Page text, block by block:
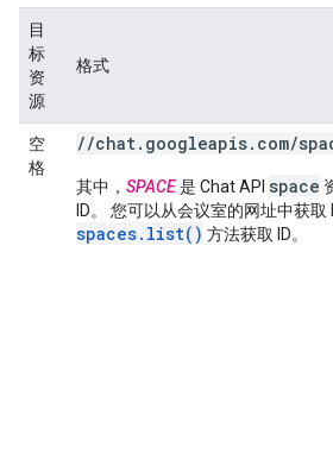
目
标
资
源
格式
空
格
//chat.googleapis.com/
其中， SPACE是 Chat API space
ID。 您可以从会议室的网址中获取
spaces.list() 方法获取 ID。